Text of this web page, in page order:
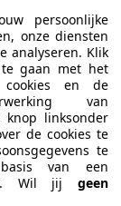
Climate/Cruise/
persoonlijke
onze diensten
analyseren. Klik
gaan met het
cookies en de
van
knop linksonder
de cookies te
te
van een
Wil jij geen